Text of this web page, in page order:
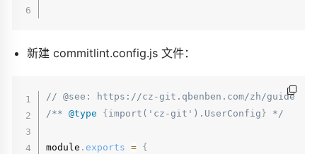
新建 commitlint.config.js 文件：
// @see: https://cz-git.qbenben.com/zh/guide
/** @type { import('cz-git').UserConfig } */
module .exports = {